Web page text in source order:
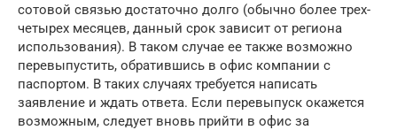
сотовой связью достаточно долго (обычно более трех-
четырех месяцев, данный срок зависит от региона
использования). В таком случае ее также возможно
перевыпустить, обратившись в офис компании с
паспортом. В таких случаях требуется написать
заявление и ждать ответа. Если перевыпуск окажется
возможным, следует вновь прийти в офис за